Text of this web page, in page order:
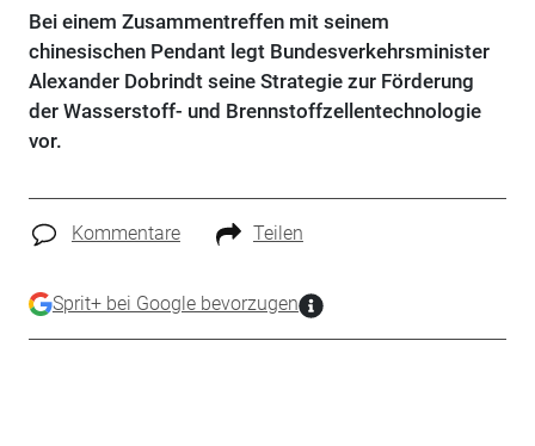
Bei einem Zusammentreffen mit seinem
chinesischen Pendant legt Bundesverkehrsminister
Alexander Dobrindt seine Strategie zur Förderung
der Wasserstoff- und Brennstoffzellentechnologie
vor.
Kommentare Teilen
Sprit+ bei Google bevorzugen